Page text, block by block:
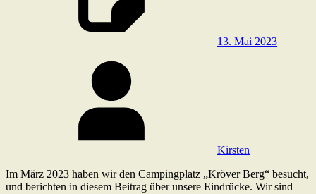
13. Mai 2023
Kirsten
Im März 2023 haben wir den Campingplatz „Kröver Berg“ besucht,
und berichten in diesem Beitrag über unsere Eindrücke. Wir sind